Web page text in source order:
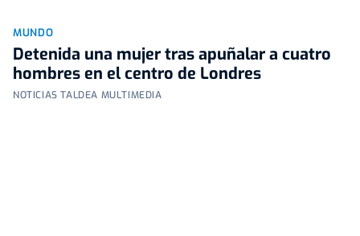
MUNDO
Detenida una mujer tras apuñalar a cuatro
hombres en el centro de Londres
NOTICIAS TALDEA MULTIMEDIA